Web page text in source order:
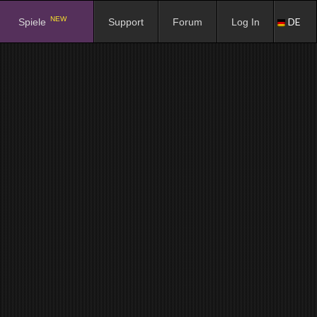
Spiele NEW Support Forum Log In DE